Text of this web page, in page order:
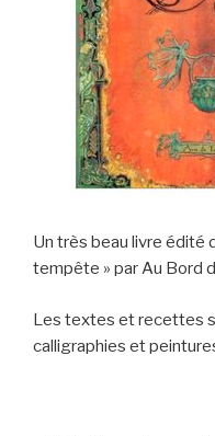
Un très beau livre édité
tempête » par Au Bord
Les textes et recettes
calligraphies et